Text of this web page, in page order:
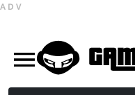
ADV